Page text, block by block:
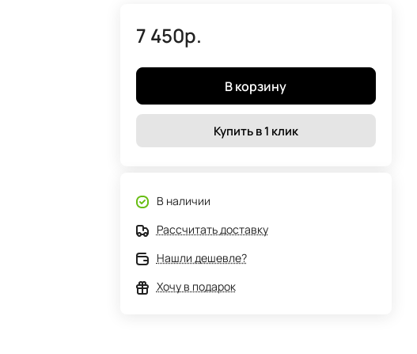
7 450р.
В корзину
Купить в 1 клик
В наличии
Рассчитать доставку
Нашли дешевле?
Хочу в подарок